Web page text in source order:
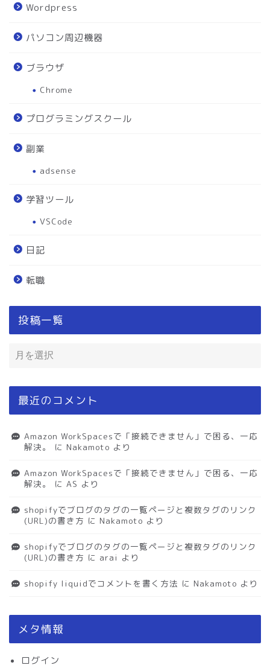
Wordpress
パソコン周辺機器
ブラウザ
Chrome
プログラミングスクール
副業
adsense
学習ツール
VSCode
日記
転職
投稿一覧
最近のコメント
Amazon WorkSpacesで「接続できません」で困る、一応
解決。
に Nakamoto より
Amazon WorkSpacesで「接続できません」で困る、一応
解決。
に AS より
shopifyでブログのタグの一覧ページと複数タグのリンク
(URL)の書き方 に Nakamoto より
shopifyでブログのタグの一覧ページと複数タグのリンク
(URL)の書き方 に arai より
shopify liquidでコメントを書く方法 に Nakamoto より
メタ情報
ログイン